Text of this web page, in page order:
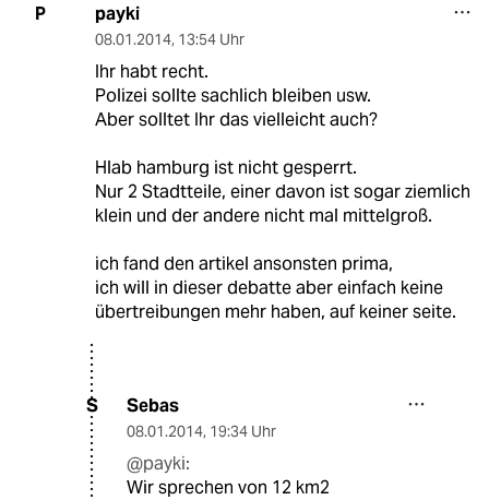
P payki
08.01.2014, 13:54 Uhr
Ihr habt recht.
Polizei sollte sachlich bleiben usw.
Aber solltet Ihr das vielleicht auch?
Hlab hamburg ist nicht gesperrt.
Nur 2 Stadtteile, einer davon ist sogar ziemlich
klein und der andere nicht mal mittelgroß.
ich fand den artikel ansonsten prima,
ich will in dieser debatte aber einfach keine
übertreibungen mehr haben, auf keiner seite.
S Sebas
08.01.2014, 19:34 Uhr
@payki:
Wir sprechen von 12 km2